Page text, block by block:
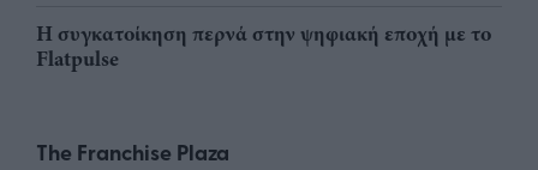
Η συγκατοίκηση περνά στην ψηφιακή εποχή με το
Flatpulse
The Franchise Plaza